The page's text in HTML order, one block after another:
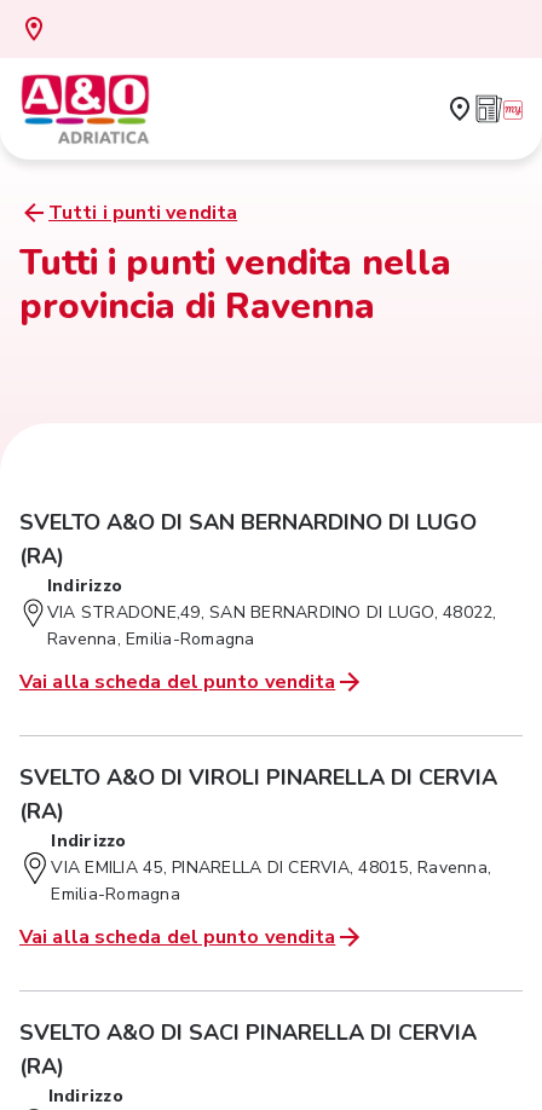
Tutti i punti vendita
Tutti i punti vendita nella
provincia di Ravenna
SVELTO A&O DI SAN BERNARDINO DI LUGO
(RA)
Indirizzo
VIA STRADONE,49, SAN BERNARDINO DI LUGO, 48022,
Ravenna, Emilia-Romagna
Vai alla scheda del punto vendita
SVELTO A&O DI VIROLI PINARELLA DI CERVIA
(RA)
Indirizzo
VIA EMILIA 45, PINARELLA DI CERVIA, 48015, Ravenna,
Emilia-Romagna
Vai alla scheda del punto vendita
SVELTO A&O DI SACI PINARELLA DI CERVIA
(RA)
Indirizzo